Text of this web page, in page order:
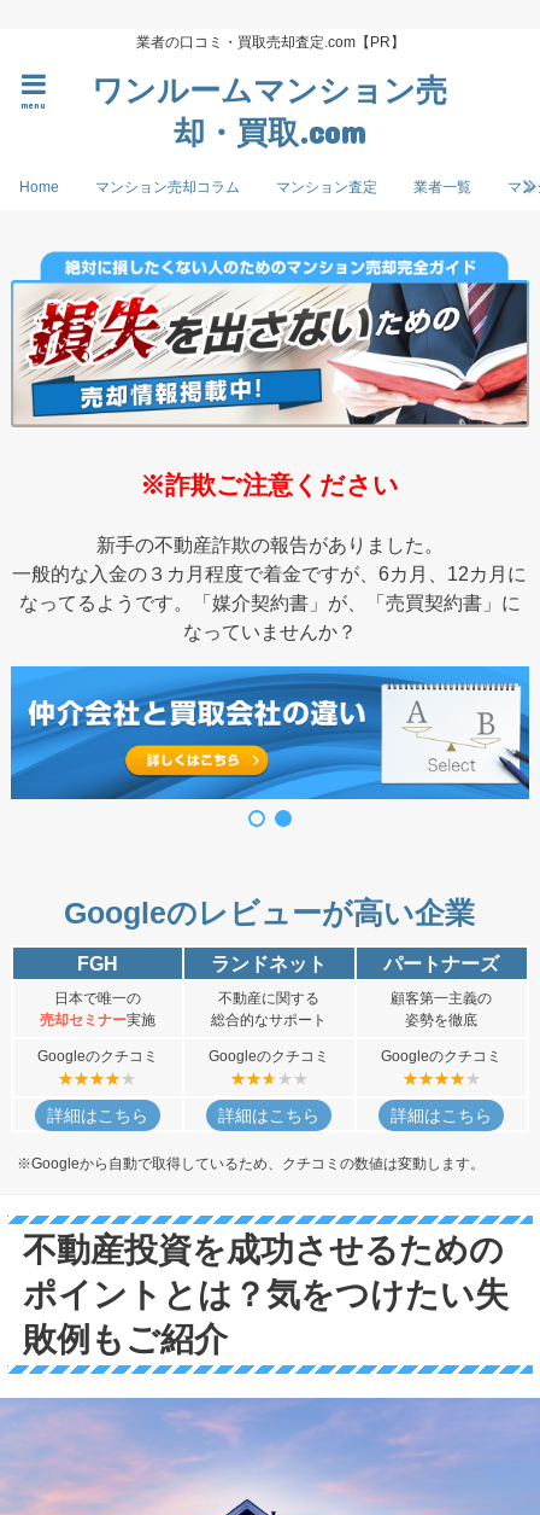
業者の口コミ・買取売却査定.com【PR】
ワンルームマンション売
却・買取.com
menu
Home マンション売却コラム マンション査定 業者一覧 マン
※詐欺ご注意ください
新手の不動産詐欺の報告がありました。
一般的な入金の３カ月程度で着金ですが、6カ月、12カ月に
なってるようです。「媒介契約書」が、「売買契約書」に
なっていませんか？
Googleのレビューが高い企業
FGH ランドネット パートナーズ
日本で唯一の
売却セミナー実施
不動産に関する
総合的なサポート
顧客第一主義の
姿勢を徹底
Googleのクチコミ Googleのクチコミ Googleのクチコミ
詳細はこちら 詳細はこちら 詳細はこちら
※Googleから自動で取得しているため、クチコミの数値は変動します。
不動産投資を成功させるための
ポイントとは？気をつけたい失
敗例もご紹介